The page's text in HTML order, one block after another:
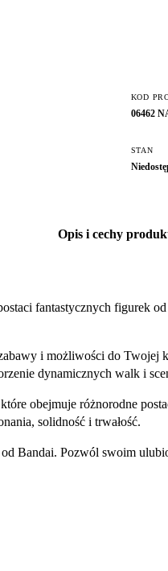
KOD
06462
STAN
Opis i cechy
fantastycznych figurek
i możliwości do
dynamicznych walk i
obejmuje różnorodne
solidność i trwałość.
Bandai. Pozwól swoim